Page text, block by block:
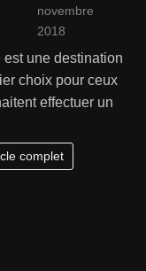
novembre
2018
est une destination
choix pour ceux
effectuer un
complet